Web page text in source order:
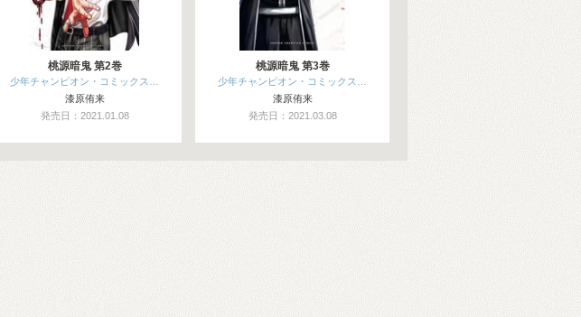
桃源暗鬼 第2巻
少年チャンピオン・コミックス…
漆原侑来
発売日：2021.01.08
桃源暗鬼 第3巻
少年チャンピオン・コミックス…
漆原侑来
発売日：2021.03.08